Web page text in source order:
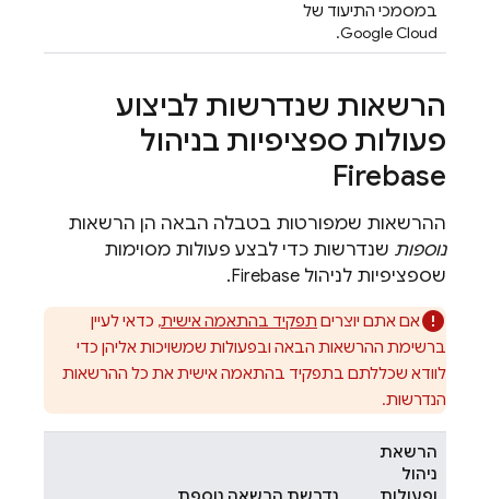
במסמכי התיעוד של
Google Cloud.
הרשאות שנדרשות לביצוע
פעולות ספציפיות בניהול
Firebase
ההרשאות שמפורטות בטבלה הבאה הן הרשאות
נוספות שנדרשות כדי לבצע פעולות מסוימות
שספציפיות לניהול Firebase.
אם אתם יוצרים תפקיד בהתאמה אישית, כדאי לעיין
ברשימת ההרשאות הבאה ובפעולות שמשויכות אליהן כדי
לוודא שכללתם בתפקיד בהתאמה אישית את כל ההרשאות
הנדרשות.
הרשאת
ניהול